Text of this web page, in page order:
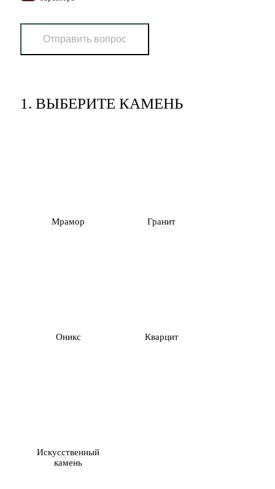
Отправить вопрос
1. ВЫБЕРИТЕ КАМЕНЬ
Мрамор Гранит
Оникс Кварцит
Искусственный
камень